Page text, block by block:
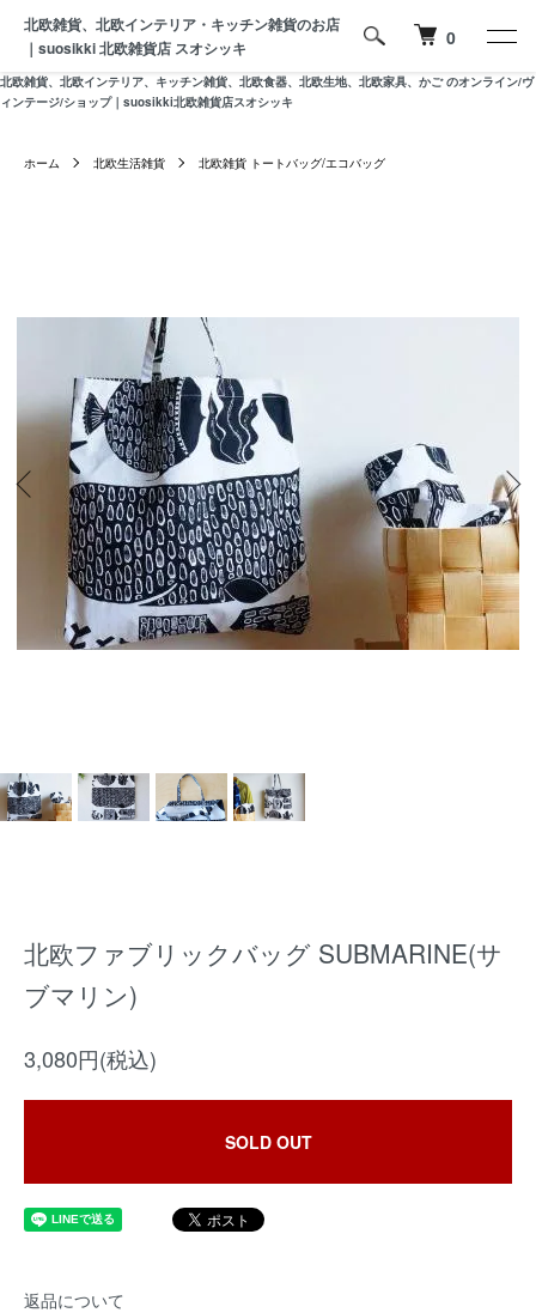
北欧雑貨、北欧インテリア、キッチン雑貨、北欧食器、北欧生地、北欧家具、かご のオンライン/ヴ
ィンテージ/ショップ｜suosikki北欧雑貨店スオシッキ
北欧雑貨、北欧インテリア・キッチン雑貨のお店
｜suosikki 北欧雑貨店 スオシッキ
0
ホーム 北欧生活雑貨 北欧雑貨 トートバッグ/エコバッグ
北欧ファブリックバッグ SUBMARINE(サ
ブマリン)
3,080円(税込)
SOLD OUT
返品について